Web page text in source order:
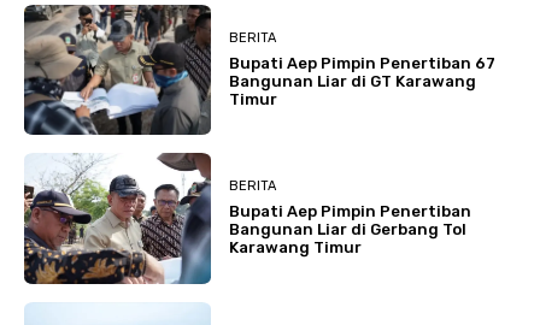
BERITA
Bupati Aep Pimpin Penertiban 67
Bangunan Liar di GT Karawang
Timur
BERITA
Bupati Aep Pimpin Penertiban
Bangunan Liar di Gerbang Tol
Karawang Timur